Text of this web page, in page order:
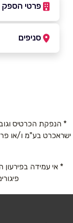
פרטי הספק
טלפון*
אימייל*
סניפים
* הנפקת הכרטיס
ישראכרט בע"מ ו/או
* אי עמידה בפירעון